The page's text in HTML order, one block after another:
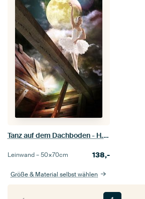
Tanz auf dem Dachboden - H. Fischer
Leinwand –50×70cm 138,-
Größe & Material selbst wählen